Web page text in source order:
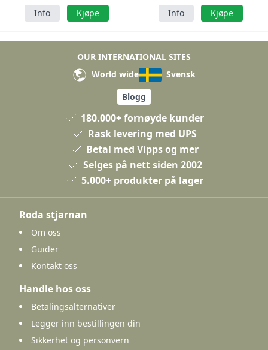
Info Kjøpe Info Kjøpe
OUR INTERNATIONAL SITES
World wide
Svensk
Blogg
180.000+ fornøyde kunder
Rask levering med UPS
Betal med Vipps og mer
Selges på nett siden 2002
5.000+ produkter på lager
Roda stjarnan
Om oss
Guider
Kontakt oss
Handle hos oss
Betalingsalternativer
Legger inn bestillingen din
Sikkerhet og personvern